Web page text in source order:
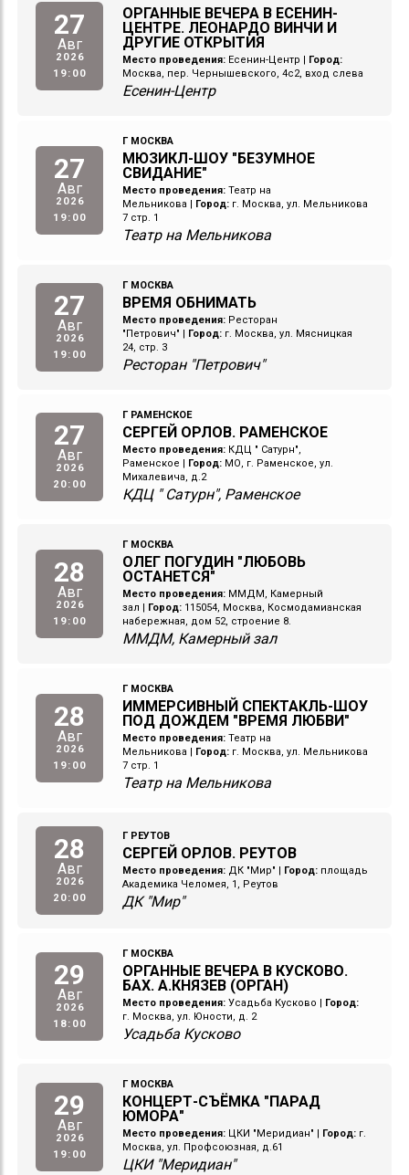
27
Авг
2026
19:00
ОРГАННЫЕ ВЕЧЕРА В ЕСЕНИН-
ЦЕНТРЕ. ЛЕОНАРДО ВИНЧИ И
ДРУГИЕ ОТКРЫТИЯ
Место проведения: Есенин-Центр
Город:
Москва, пер. Чернышевского, 4с2, вход слева
Есенин-Центр
27
Авг
2026
19:00
Г МОСКВА
МЮЗИКЛ-ШОУ "БЕЗУМНОЕ
СВИДАНИЕ"
Место проведения: Театр на
Мельникова
Город: г. Москва, ул. Мельникова
7 стр. 1
Театр на Мельникова
27
Авг
2026
19:00
Г МОСКВА
ВРЕМЯ ОБНИМАТЬ
Место проведения: Ресторан
"Петрович"
Город: г. Москва, ул. Мясницкая
24, стр. 3
Ресторан "Петрович"
27
Авг
2026
20:00
Г РАМЕНСКОЕ
СЕРГЕЙ ОРЛОВ. РАМЕНСКОЕ
Место проведения: КДЦ " Сатурн",
Раменское
Город: МО, г. Раменское, ул.
Михалевича, д.2
КДЦ " Сатурн", Раменское
28
Авг
2026
19:00
Г МОСКВА
ОЛЕГ ПОГУДИН "ЛЮБОВЬ
ОСТАНЕТСЯ"
Место проведения: ММДМ, Камерный
зал
Город: 115054, Москва, Космодамианская
набережная, дом 52, строение 8.
ММДМ, Камерный зал
28
Авг
2026
19:00
Г МОСКВА
ИММЕРСИВНЫЙ СПЕКТАКЛЬ-ШОУ
ПОД ДОЖДЕМ "ВРЕМЯ ЛЮБВИ"
Место проведения: Театр на
Мельникова
Город: г. Москва, ул. Мельникова
7 стр. 1
Театр на Мельникова
28
Авг
2026
20:00
Г РЕУТОВ
СЕРГЕЙ ОРЛОВ. РЕУТОВ
Место проведения: ДК "Мир" | Город: площадь
Академика Челомея, 1, Реутов
ДК "Мир"
29
Авг
2026
18:00
Г МОСКВА
ОРГАННЫЕ ВЕЧЕРА В КУСКОВО.
БАХ. А.КНЯЗЕВ (ОРГАН)
Место проведения: Усадьба Кусково
Город:
г. Москва, ул. Юности, д. 2
Усадьба Кусково
29
Авг
2026
19:00
Г МОСКВА
КОНЦЕРТ-СЪЁМКА "ПАРАД
ЮМОРА"
Место проведения: ЦКИ "Меридиан" Город: г.
Москва, ул. Профсоюзная, д.61
ЦКИ "Меридиан"